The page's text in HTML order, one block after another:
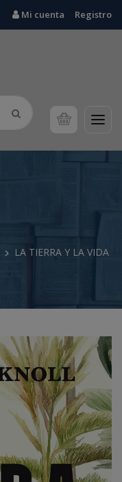
Mi cuenta Registro
LA TIERRA Y LA VIDA